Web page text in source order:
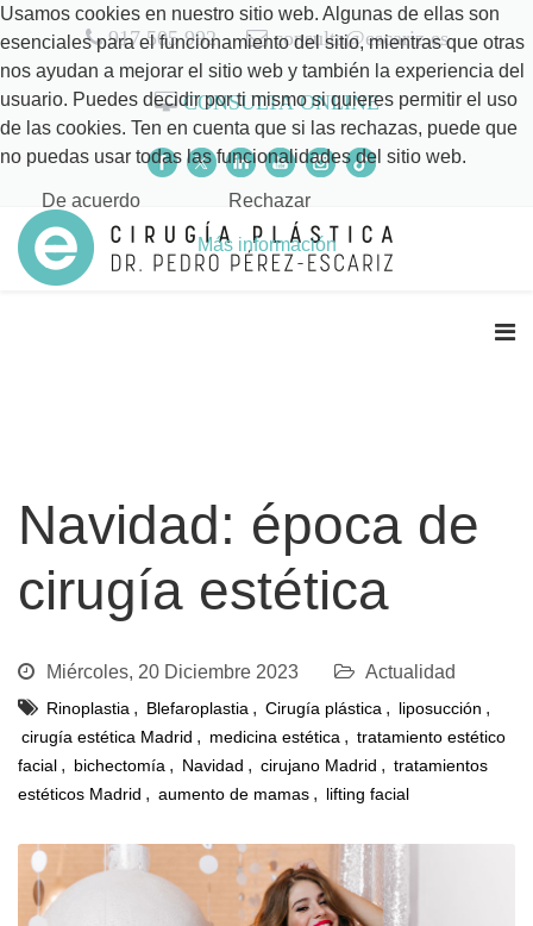
917 505 992 consulta@escariz.es
CONSULTA ONLINE
Navidad: época de
cirugía estética
Miércoles, 20 Diciembre 2023 Actualidad
Rinoplastia , Blefaroplastia , Cirugía plástica , liposucción ,
cirugía estética Madrid , medicina estética , tratamiento estético
facial , bichectomía , Navidad , cirujano Madrid , tratamientos
estéticos Madrid , aumento de mamas , lifting facial
Usamos cookies en nuestro sitio web. Algunas de ellas son
esenciales para el funcionamiento del sitio, mientras que otras
nos ayudan a mejorar el sitio web y también la experiencia del
usuario. Puedes decidir por ti mismo si quieres permitir el uso
de las cookies. Ten en cuenta que si las rechazas, puede que
no puedas usar todas las funcionalidades del sitio web.
De acuerdo Rechazar
Más información